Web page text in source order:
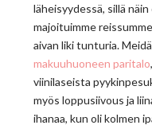
läheisyydessä, sillä
majoituimme
aivan liki tunturia.
makuuhuoneen paritalo
viinilaseista
myös loppusiivous ja
ihanaa, kun oli kolmen